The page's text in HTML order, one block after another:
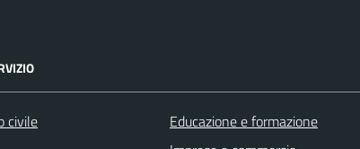
civile
Educazione e formazione